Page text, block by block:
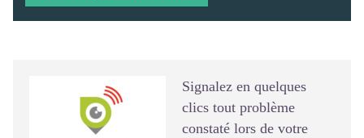
Signalez en quelques
clics tout problème
constaté lors de votre